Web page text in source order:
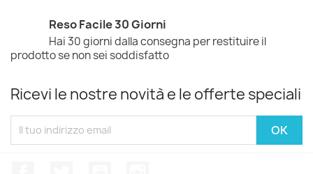
Reso Facile 30 Giorni
Hai 30 giorni dalla consegna per restituire il
prodotto se non sei soddisfatto
Ricevi le nostre novità e le offerte speciali